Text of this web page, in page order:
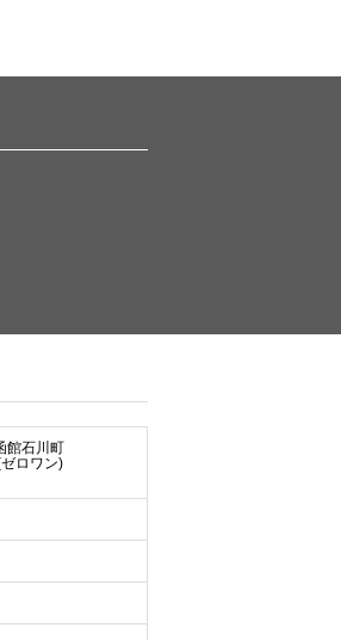
館石川町
ロワン)